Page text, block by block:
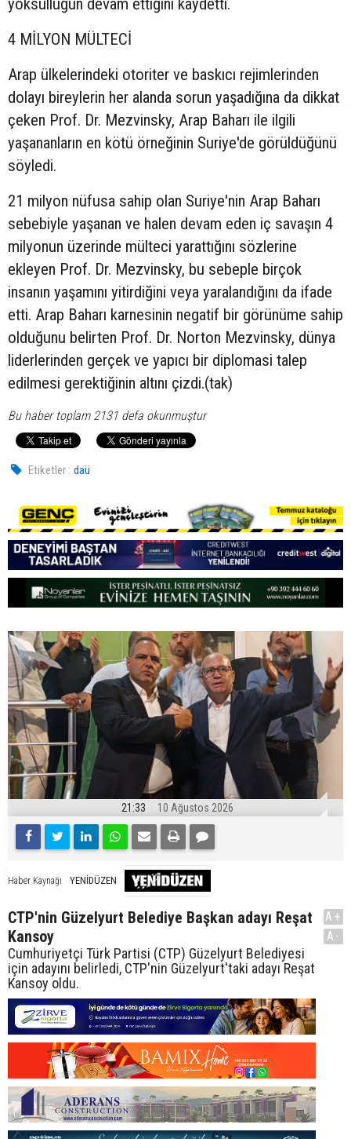
4 MİLYON MÜLTECİ
Arap ülkelerindeki otoriter ve baskıcı rejimlerinden
dolayı bireylerin her alanda sorun yaşadığına da dikkat
çeken Prof. Dr. Mezvinsky, Arap Baharı ile ilgili
yaşananların en kötü örneğinin Suriye'de görüldüğünü
söyledi.
21 milyon nüfusa sahip olan Suriye'nin Arap Baharı
sebebiyle yaşanan ve halen devam eden iç savaşın 4
milyonun üzerinde mülteci yarattığını sözlerine
ekleyen Prof. Dr. Mezvinsky, bu sebeple birçok
insanın yaşamını yitirdiğini veya yaralandığını da ifade
etti. Arap Baharı karnesinin negatif bir görünüme sahip
olduğunu belirten Prof. Dr. Norton Mezvinsky, dünya
liderlerinden gerçek ve yapıcı bir diplomasi talep
edilmesi gerektiğinin altını çizdi.(tak)
Bu haber toplam 2131 defa okunmuştur
Etiketler : daü
21:33 10 Ağustos 2026
Haber Kaynağı YENİDÜZEN
CTP'nin Güzelyurt Belediye Başkan adayı Reşat
Kansoy
Cumhuriyetçi Türk Partisi (CTP) Güzelyurt Belediyesi
için adayını belirledi, CTP'nin Güzelyurt'taki adayı Reşat
Kansoy oldu.
A+
A-